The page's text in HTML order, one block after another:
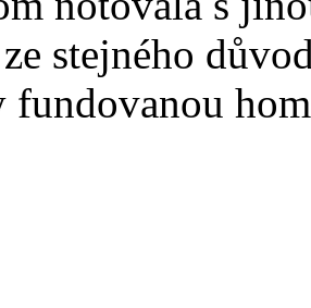
stejného